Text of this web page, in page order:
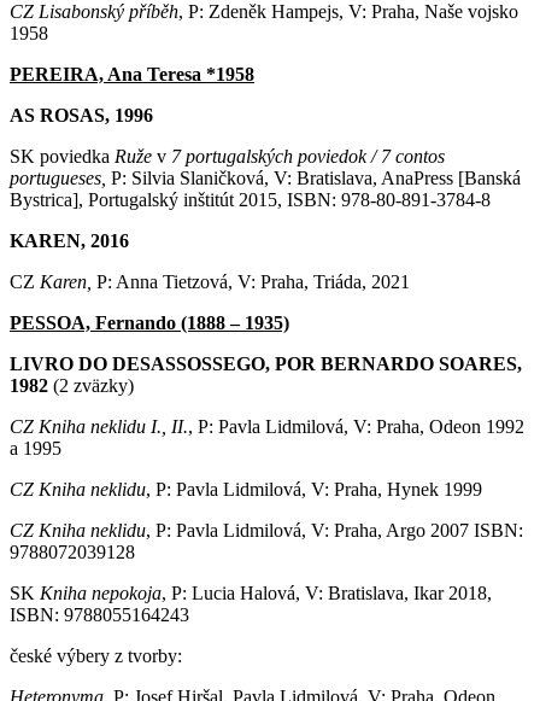
CZ Lisabonský příběh, P: Zdeněk Hampejs, V: Praha, Naše vojsko
1958
PEREIRA, Ana Teresa *1958
AS ROSAS, 1996
SK poviedka Ruže v 7 portugalských poviedok / 7 contos
portugueses, P: Silvia Slaničková, V: Bratislava, AnaPress [Banská
Bystrica], Portugalský inštitút 2015, ISBN: 978-80-891-3784-8
KAREN, 2016
CZ Karen, P: Anna Tietzová, V: Praha, Triáda, 2021
PESSOA, Fernando (1888 – 1935)
LIVRO DO DESASSOSSEGO, POR BERNARDO SOARES,
1982 (2 zväzky)
CZ Kniha neklidu I., II., P: Pavla Lidmilová, V: Praha, Odeon 1992
a 1995
CZ Kniha neklidu, P: Pavla Lidmilová, V: Praha, Hynek 1999
CZ Kniha neklidu, P: Pavla Lidmilová, V: Praha, Argo 2007 ISBN:
9788072039128
SK Kniha nepokoja, P: Lucia Halová, V: Bratislava, Ikar 2018,
ISBN: 9788055164243
české výbery z tvorby: